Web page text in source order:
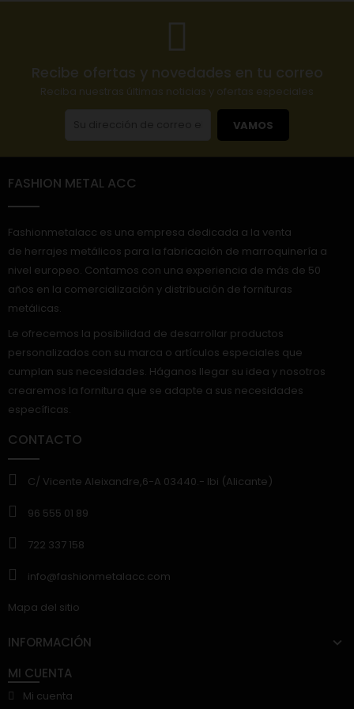
Recibe ofertas y novedades en tu correo
Reciba nuestras últimas noticias y ofertas especiales
VAMOS
FASHION METAL ACC
Fashionmetalacc es una empresa dedicada a la venta
de herrajes metálicos para la fabricación de marroquinería a
nivel europeo. Contamos con una experiencia de más de 50
años en la comercialización y distribución de fornituras
metálicas.
Le ofrecemos la posibilidad de desarrollar productos
personalizados con su marca o artículos especiales que
cumplan sus necesidades. Háganos llegar su idea y nosotros
crearemos la fornitura que se adapte a sus necesidades
específicas.
CONTACTO
C/ Vicente Aleixandre,6-A 03440.- Ibi (Alicante)
96 555 01 89
722 337 158
info@fashionmetalacc.com
Mapa del sitio
INFORMACIÓN
MI CUENTA
Mi cuenta